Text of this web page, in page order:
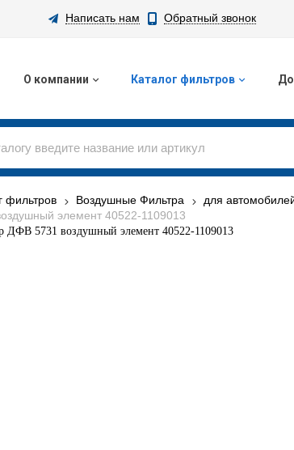
Написать нам Обратный звонок
О компании Каталог фильтров
фильтров Воздушные Фильтра
для
элемент 40522-1109013